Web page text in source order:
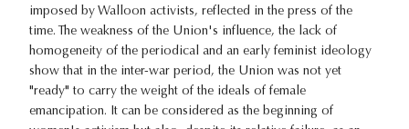
imposed by Walloon activists, reflected in the press of the
time. The weakness of the Union's influence, the lack of
homogeneity of the periodical and an early feminist ideology
show that in the inter-war period, the Union was not yet
"ready" to carry the weight of the ideals of female
emancipation. It can be considered as the beginning of